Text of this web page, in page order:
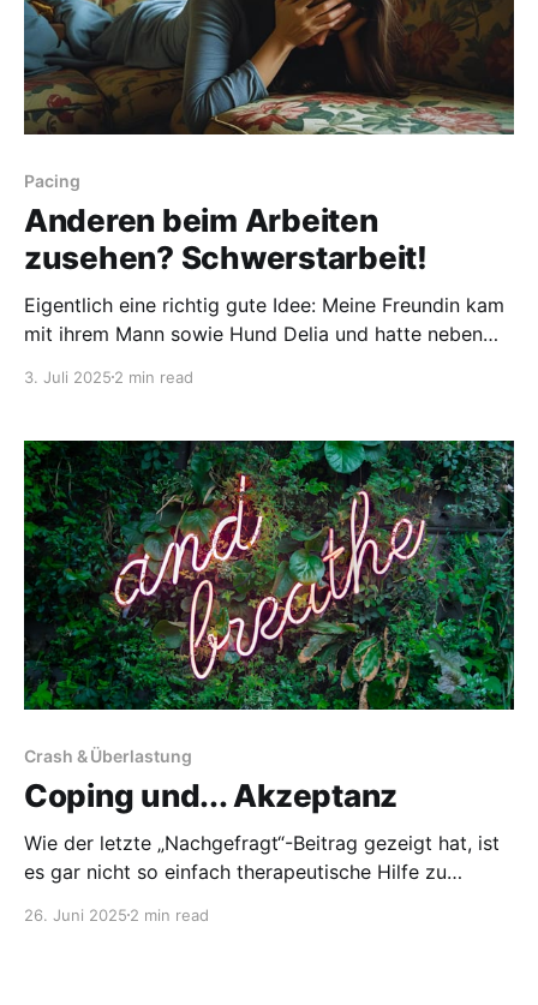
Pacing
Anderen beim Arbeiten
zusehen? Schwerstarbeit!
Eigentlich eine richtig gute Idee: Meine Freundin kam
mit ihrem Mann sowie Hund Delia und hatte neben
und Schinken im Gepäck. Das Ziel dieser Aktion: Mein
Umzug einmal richtig verwöhnen lassen. Die beiden
kümmern sich um
3. Juli 2025 2 min read
Crash & Überlastung
Coping und... Akzeptanz
Wie der letzte „Nachgefragt“-Beitrag gezeigt hat, ist
es gar nicht so einfach therapeutische Hilfe zu
nur für den Anfang - auch ohne Hilfe von außen
26. Juni 2025 2 min read